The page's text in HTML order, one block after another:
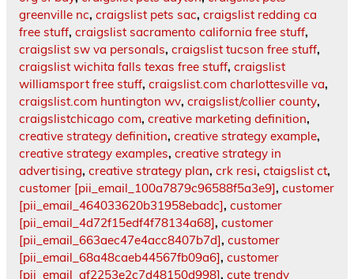
greenville nc, craigslist pets sac, craigslist redding ca
free stuff, craigslist sacramento california free stuff,
craigslist sw va personals, craigslist tucson free stuff,
craigslist wichita falls texas free stuff, craigslist
williamsport free stuff, craigslist.com charlottesville va,
craigslist.com huntington wv, craigslist/collier county,
craigslistchicago com, creative marketing definition,
creative strategy definition, creative strategy example,
creative strategy examples, creative strategy in
advertising, creative strategy plan, crk resi, ctaigslist ct,
customer [pii_email_100a7879c96588f5a3e9], customer
[pii_email_464033620b31958ebadc], customer
[pii_email_4d72f15edf4f78134a68], customer
[pii_email_663aec47e4acc8407b7d], customer
[pii_email_68a48caeb44567fb09a6], customer
[pii_email_af2253e2c7d48150d998], cute trendy